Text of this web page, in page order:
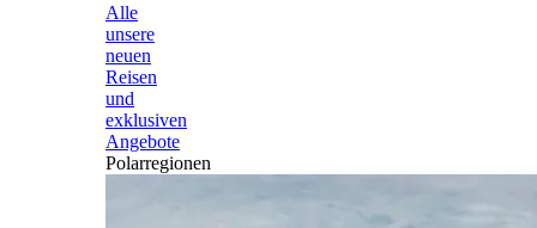
Alle
unsere
neuen
Reisen
und
exklusiven
Angebote
Polarregionen